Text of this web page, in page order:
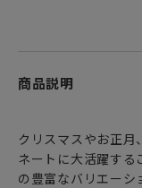
商品説明
クリスマスやお正月
ネートに大活躍する
の豊富なバリエーシ